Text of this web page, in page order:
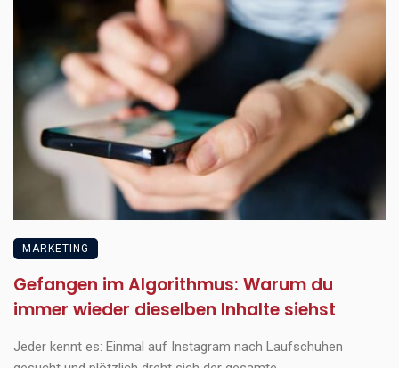
MARKETING
Gefangen im Algorithmus: Warum du
immer wieder dieselben Inhalte siehst
Jeder kennt es: Einmal auf Instagram nach Laufschuhen